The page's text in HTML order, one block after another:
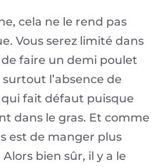
cela ne le rend pas
Vous serez limité dans
faire un demi poulet
surtout l’absence de
fait défaut puisque
dans le gras. Et comme
est de manger plus
bien sûr, il y a le